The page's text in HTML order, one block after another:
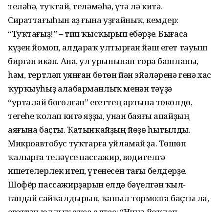
теләһә, туҡтай, теләмәһә, үтә лә китә.
Сираттағыһын аҙ ғына уҙғайныҡ, кемдер:
“Туҡта­ғыҙ!” – тип ҡысҡырып ебәрҙе. Бығаса
күҙен йомоп, алдараҡ ултырған йәш егет тауыш
биргән икән. Ана, ул урынынан тора башланы,
һәм, тертләп уянған бөтөн йән эйәләренә генә хас
ҡурҡыу­һыҙ алабарманлыҡ менән тәүҙә
“урталай бөгөлгән” егеттең артына төкөлдө,
тегеһе ҡолап китә яҙҙы, унан баяғы апайҙың
аяғына баҫты. Ҡатынҡайҙың йөҙө һытылды.
Микроавтобус туҡтарға уйламай ҙа. Төшөп
ҡалырға теләүсе пассажир, водителгә
ишетелерлек итеп, үте­несен тағы белдерҙе.
Шофёр пассажирҙарын елдә бәүелгән ҡыл­
ғандай сайҡалдырып, ҡапыл тормозға баҫты ла,